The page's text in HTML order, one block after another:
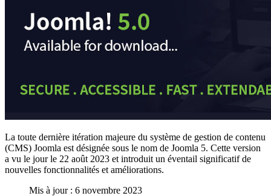
La toute dernière itération majeure du système de gestion de contenu
(CMS) Joomla est désignée sous le nom de Joomla 5. Cette version
a vu le jour le 22 août 2023 et introduit un éventail significatif de
nouvelles fonctionnalités et améliorations.
Mis à jour : 6 novembre 2023